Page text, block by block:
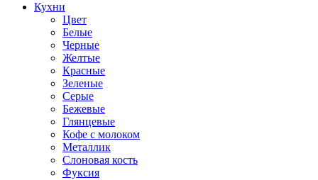
Кухни
Цвет
Белые
Черные
Желтые
Красные
Зеленые
Серые
Бежевые
Глянцевые
Кофе с молоком
Металлик
Слоновая кость
Фуксия